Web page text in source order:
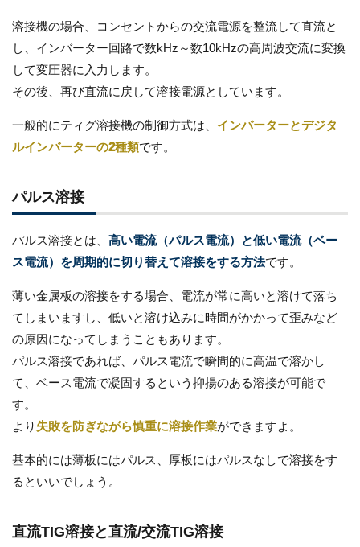
溶接機の場合、コンセントからの交流電源を整流して直流と
し、インバーター回路で数kHz～数10kHzの高周波交流に変換
して変圧器に入力します。
その後、再び直流に戻して溶接電源としています。
一般的にティグ溶接機の制御方式は、 インバーターとデジタ
ルインバーターの2種類です。
パルス溶接
パルス溶接とは、 高い電流（パルス電流）と低い電流（ベー
ス電流）を周期的に切り替えて溶接をする方法です。
薄い金属板の溶接をする場合、電流が常に高いと溶けて落ち
てしまいますし、低いと溶け込みに時間がかかって歪みなど
の原因になってしまうこともあります。
パルス溶接であれば、パルス電流で瞬間的に高温で溶かし
て、ベース電流で凝固するという抑揚のある溶接が可能で
す。
より 失敗を防ぎながら慎重に溶接作業ができますよ。
基本的には薄板にはパルス、厚板にはパルスなしで溶接をす
るといいでしょう。
直流TIG溶接と直流/交流TIG溶接